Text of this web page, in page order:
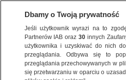
POLSKA
Dbamy o Twoją prywatność
Jeśli użytkownik wyrazi na to
Partnerów IAB oraz30 innych
użytkownika i uzyskiwać do nich
przeglądania. Odbywa się to
przeglądania przechowywanych w
się przetwarzaniu w oparciu o